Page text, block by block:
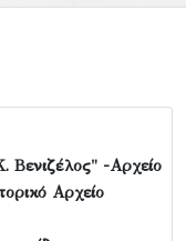
Βενιζέλος" -Αρχείο
Αρχείο